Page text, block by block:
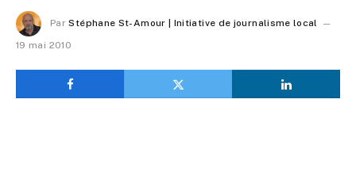
Par Stéphane St-Amour | Initiative de journalisme local
19 mai 2010